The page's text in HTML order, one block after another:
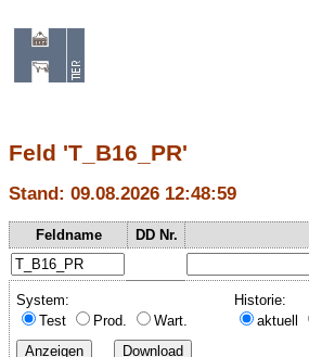
Feld 'T_B16_PR'
Stand: 09.08.2026 12:48:59
Feldname DD Nr.
System:
Test
Prod. Wart.
Historie:
aktuell